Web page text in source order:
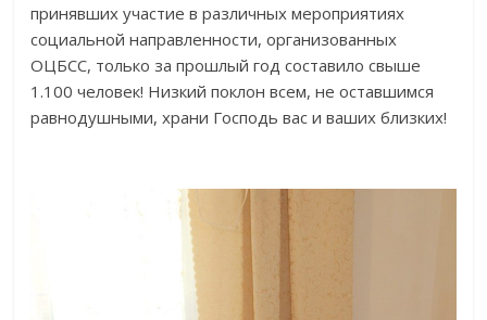
принявших участие в различных мероприятиях
социальной направленности, организованных
ОЦБСС, только за прошлый год составило свыше
1.100 человек! Низкий поклон всем, не оставшимся
равнодушными, храни Господь вас и ваших близких!